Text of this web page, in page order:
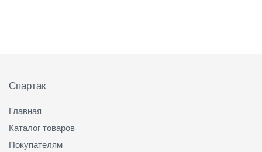
Спартак
Главная
Каталог товаров
Покупателям